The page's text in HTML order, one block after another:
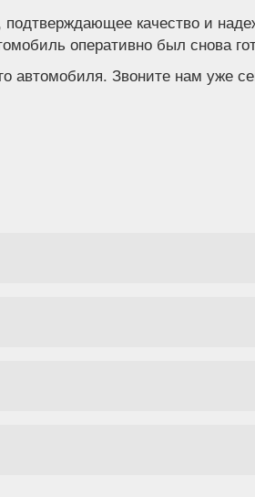
качество и
оперативно был снова
автомобиля. Звоните нам уже